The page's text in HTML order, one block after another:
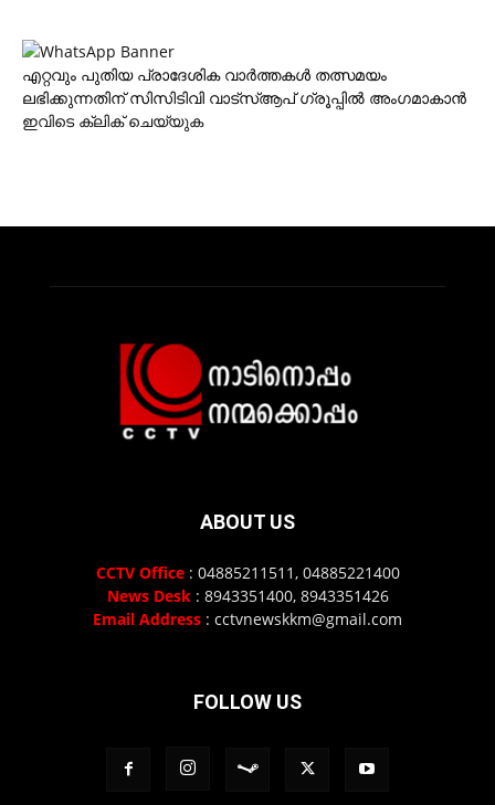
എറ്റവും പുതിയ പ്രാദേശിക വാര്‍ത്തകള്‍ തത്സമയം
ലഭിക്കുന്നതിന് സിസിടിവി വാട്‌സ്ആപ് ഗ്രൂപ്പില്‍ അംഗമാകാന്‍
ഇവിടെ ക്ലിക് ചെയ്യുക
ABOUT US
CCTV Office: 04885211511, 04885221400
News Desk: 8943351400, 8943351426
Email Address : cctvnewskkm@gmail.com
FOLLOW US